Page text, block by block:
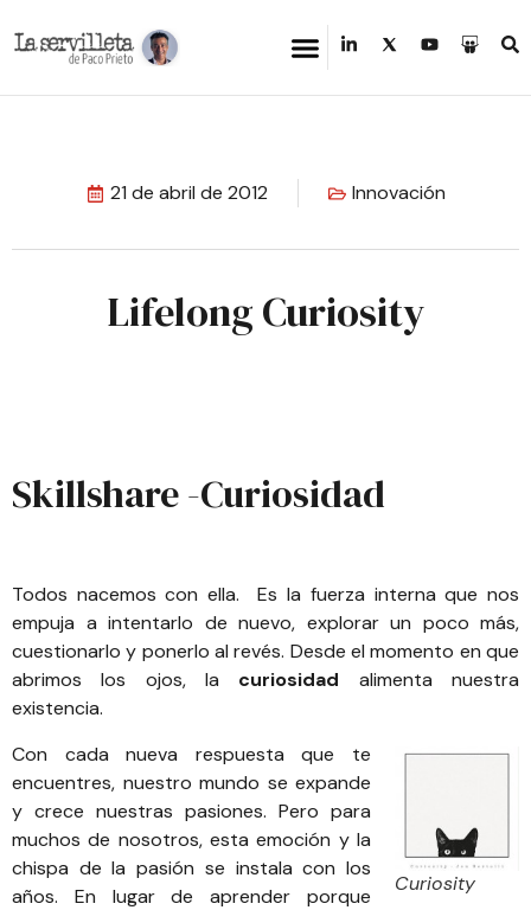
21 de abril de 2012 Innovación
Lifelong Curiosity
Skillshare-Curiosidad
Todos nacemos con ella. Es la fuerza interna que nos
empuja a intentarlo de nuevo, explorar un poco más,
cuestionarlo y ponerlo al revés. Desde el momento en que
abrimos los ojos, la curiosidad
alimenta nuestra
existencia.
Curiosity
Con cada nueva respuesta que te
encuentres, nuestro mundo se expande
y crece nuestras pasiones. Pero para
muchos de nosotros, esta emoción y la
chispa de la pasión se instala con los
años. En lugar de aprender porque